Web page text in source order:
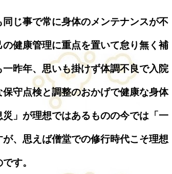
じ事で常に身体のメンテナンスが不
健康管理に重点を置いて怠り無く補
昨年、思いも掛けず体調不良で入院
守点検と調整のおかげで健康な身体
」が理想ではあるものの今では「一
、思えば僧堂での修行時代こそ理想
す。